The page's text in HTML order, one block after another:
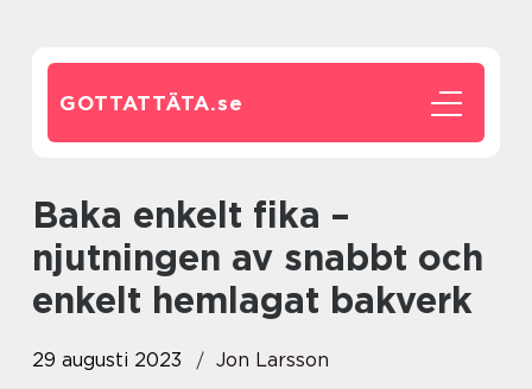
GOTTATTÄTA.se
Baka enkelt fika –
njutningen av snabbt och
enkelt hemlagat bakverk
29 augusti 2023
Jon Larsson